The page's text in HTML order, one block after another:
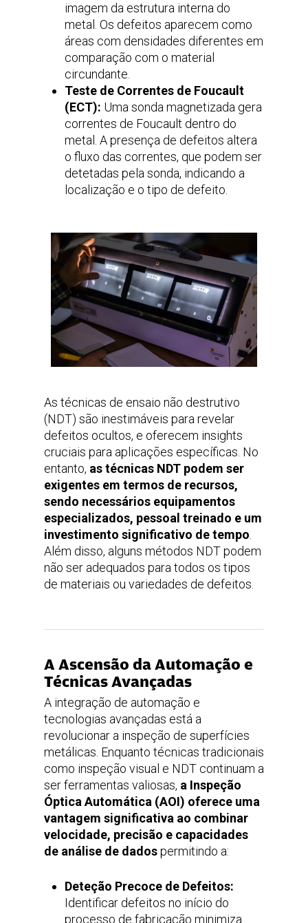
imagem da estrutura interna do
metal. Os defeitos aparecem como
áreas com densidades diferentes em
comparação com o material
circundante.
Teste de Correntes de Foucault
(ECT): Uma sonda magnetizada gera
correntes de Foucault dentro do
metal. A presença de defeitos altera
o fluxo das correntes, que podem ser
detetadas pela sonda, indicando a
localização e o tipo de defeito.
As técnicas de ensaio não destrutivo
(NDT) são inestimáveis para revelar
defeitos ocultos, e oferecem insights
cruciais para aplicações específicas. No
entanto, as técnicas NDT podem ser
exigentes em termos de recursos,
sendo necessários equipamentos
especializados, pessoal treinado e um
investimento significativo de tempo.
Além disso, alguns métodos NDT podem
não ser adequados para todos os tipos
de materiais ou variedades de defeitos.
A Ascensão da Automação e
Técnicas Avançadas
A integração de automação e
tecnologias avançadas está a
revolucionar a inspeção de superfícies
metálicas. Enquanto técnicas tradicionais
como inspeção visual e NDT continuam a
ser ferramentas valiosas, a Inspeção
Óptica Automática (AOI) oferece uma
vantagem significativa ao combinar
velocidade, precisão e capacidades
de análise de dadospermitindo a:
Deteção Precoce de Defeitos:
Identificar defeitos no início do
processo de fabricação minimiza